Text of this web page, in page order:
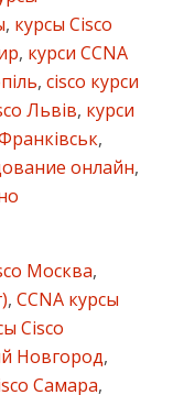
, курсы Cisco
, курси CCNA
, cisco курси
Львів, курси
,
онлайн,
Москва,
, CCNA курсы
Cisco
Новгород,
Самара,